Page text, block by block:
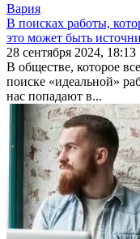
Вария
В поисках работы,
это может быть
28 сентября 2024, 18:13
В обществе, которое
поиске «идеальной»
нас попадают в...